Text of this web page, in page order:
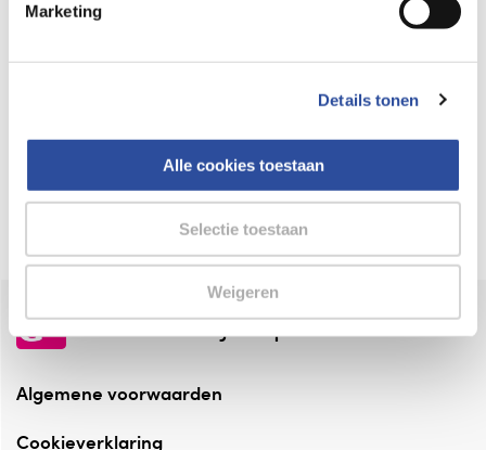
Marketing
Details tonen
Alle cookies toestaan
Selectie toestaan
Weigeren
⁠Verantwoorde zorg, ⁠ook online.
Altijd onze folder bij de hand
Check onze folders ⁠bij AlleFolders.
de vriendelijke specialist
Algemene voorwaarden
Cookieverklaring